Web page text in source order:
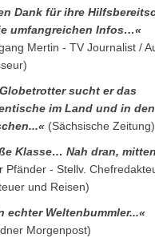
Dank für ihre
umfangreichen Infos…«
Mertin - TV Journalist /
sucht er das
im Land und in den
(Sächsische Zeitung)
Klasse… Nah dran,
Pfänder - Stellv.
und Reisen)
echter Weltenbummler...«
Morgenpost)